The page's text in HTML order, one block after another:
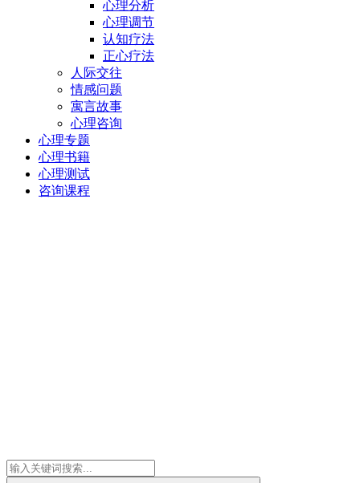
心理分析
心理调节
认知疗法
正心疗法
人际交往
情感问题
寓言故事
心理咨询
心理专题
心理书籍
心理测试
咨询课程